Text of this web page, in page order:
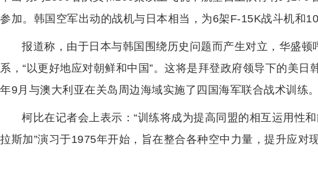
参加。韩国空军出动的战机与日本相当，为6架F-15K战斗机和
报道称，由于日本与韩国围绕历史问题而产生对立，华盛顿
系，“以更好地应对朝鲜和中国”。这将是拜登政府领导下的美日
年9月与澳大利亚在关岛周边海域实施了四国海军联合战术训练。
柯比在记者会上表示：“训练将成为提高同盟的相互运用性
拉斯加”演习于1975年开始，旨在整合各种空中力量，提升应对